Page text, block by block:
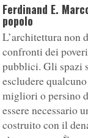
Ferdinand E.
popolo
L’architettura non
confronti dei
pubblici. Gli spazi
escludere
migliori o persino
essere necessario
costruito con il